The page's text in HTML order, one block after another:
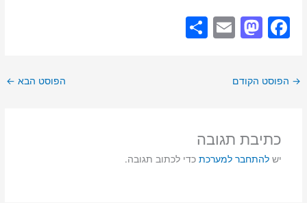
F
e
o
o
M
o
o
n
E
→ הפוסט הקודם הפוסט הבא ←
כתיבת תגובה
יש להתחבר למערכתכדי לכתוב תגובה.